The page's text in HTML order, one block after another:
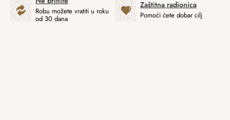
Robu možete vratiti u roku
od 30 dana
Zaštitna radionica
Pomoći ćete dobar cilj